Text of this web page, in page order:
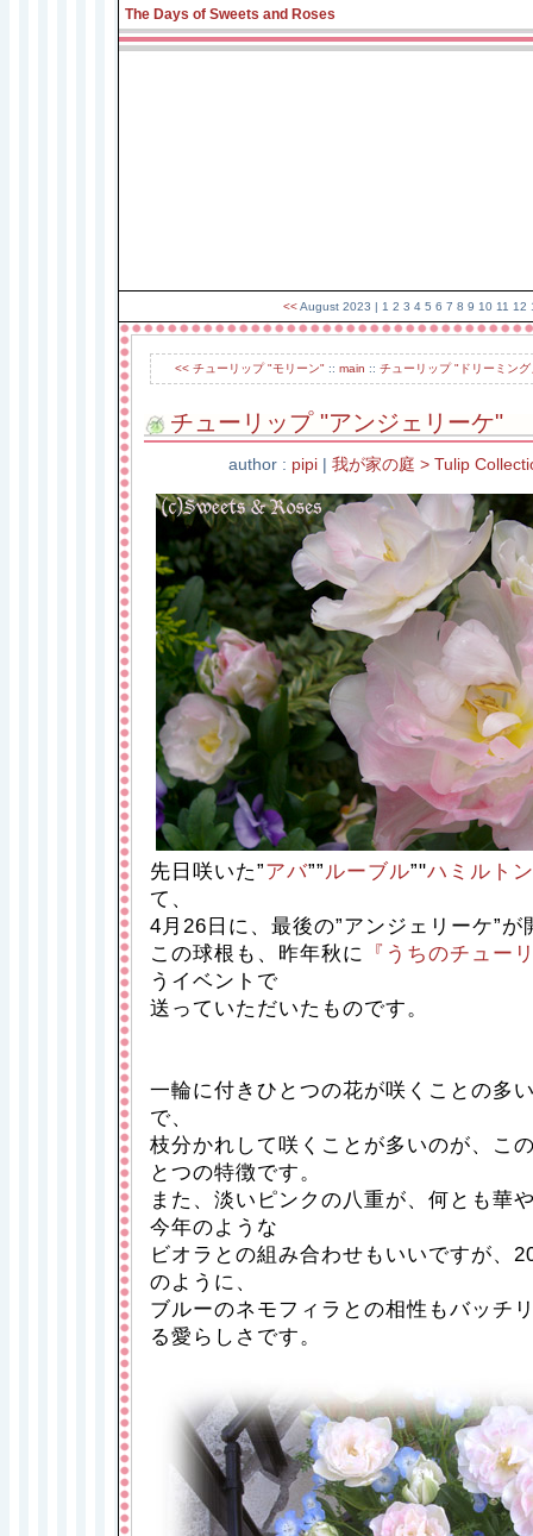
The Days of Sweets and Roses
<< August 2023 | 1 2 3 4 5 6 7 8 9 10 11 12
<< チューリップ "モリーン" :: main :: チューリップ "ドリーミン
チューリップ "アンジェリーケ"
author : pipi 我が家の庭 > Tulip
先日咲いた”アバ””ルーブル”"ハミルトン
て、
4月26日に、最後の”アンジェリーケ”が
この球根も、昨年秋に
『うちのチュー
うイベントで
送っていただいたものです。
一輪に付きひとつの花が咲くことの多
で、
枝分かれして咲くことが多いのが、こ
とつの特徴です。
また、淡いピンクの八重が、何とも華
今年のような
ビオラとの組み合わせもいいですが、
のように、
ブルーのネモフィラとの相性もバッチ
る愛らしさです。